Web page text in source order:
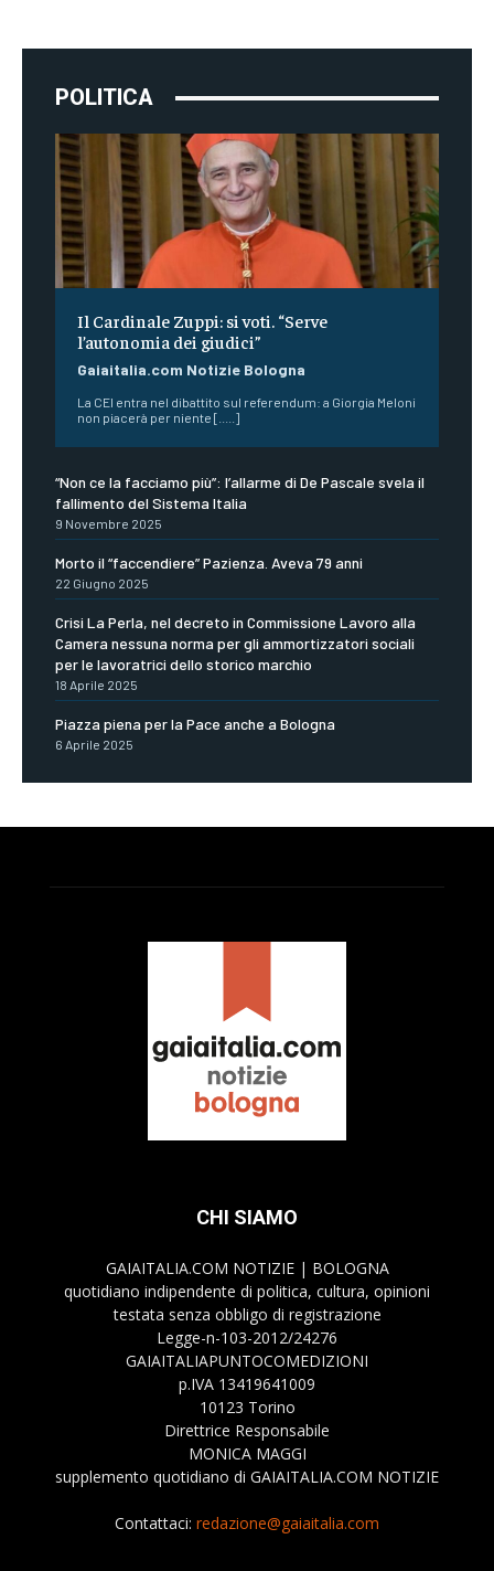
POLITICA
Il Cardinale Zuppi: si voti. “Serve
l’autonomia dei giudici”
Gaiaitalia.com Notizie Bologna
La CEI entra nel dibattito sul referendum: a Giorgia Meloni
non piacerà per niente [.....]
“Non ce la facciamo più”: l’allarme di De Pascale svela il
fallimento del Sistema Italia
9 Novembre 2025
Morto il “faccendiere” Pazienza. Aveva 79 anni
22 Giugno 2025
Crisi La Perla, nel decreto in Commissione Lavoro alla
Camera nessuna norma per gli ammortizzatori sociali
per le lavoratrici dello storico marchio
18 Aprile 2025
Piazza piena per la Pace anche a Bologna
6 Aprile 2025
CHI SIAMO
GAIAITALIA.COM NOTIZIE | BOLOGNA
quotidiano indipendente di politica, cultura, opinioni
testata senza obbligo di registrazione
Legge-n-103-2012/24276
GAIAITALIAPUNTOCOMEDIZIONI
p.IVA 13419641009
10123 Torino
Direttrice Responsabile
MONICA MAGGI
supplemento quotidiano di GAIAITALIA.COM NOTIZIE
Contattaci: redazione@gaiaitalia.com